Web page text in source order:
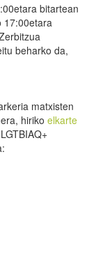
bitartean
17:00etara
beharko da,
matxisten
hiriko elkarte